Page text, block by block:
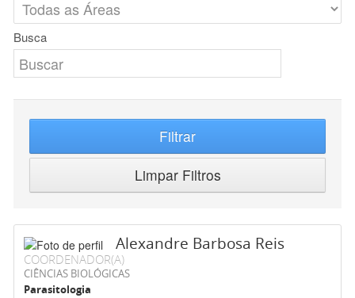
Busca
Filtrar
Limpar Filtros
Alexandre Barbosa Reis
COORDENADOR(A)
CIÊNCIAS BIOLÓGICAS
Parasitologia